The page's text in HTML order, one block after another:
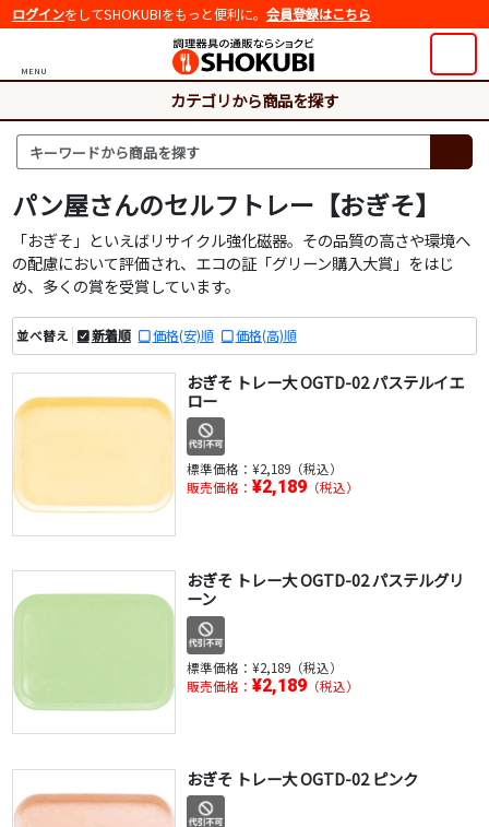
ログインをしてSHOKUBIをもっと便利に。 会員登録はこちら
MENU
カテゴリから商品を探す
パン屋さんのセルフトレー【おぎそ】
「おぎそ」といえばリサイクル強化磁器。その品質の高さや環境へ
の配慮において評価され、エコの証「グリーン購入大賞」をはじ
め、多くの賞を受賞しています。
並べ替え 新着順 価格(安)順 価格(高)順
おぎそ トレー大 OGTD-02 パステルイエ
ロー
標準価格： ¥2,189（税込）
販売価格： ¥2,189（税込）
おぎそ トレー大 OGTD-02 パステルグリ
ーン
標準価格： ¥2,189（税込）
販売価格： ¥2,189（税込）
おぎそ トレー大 OGTD-02 ピンク